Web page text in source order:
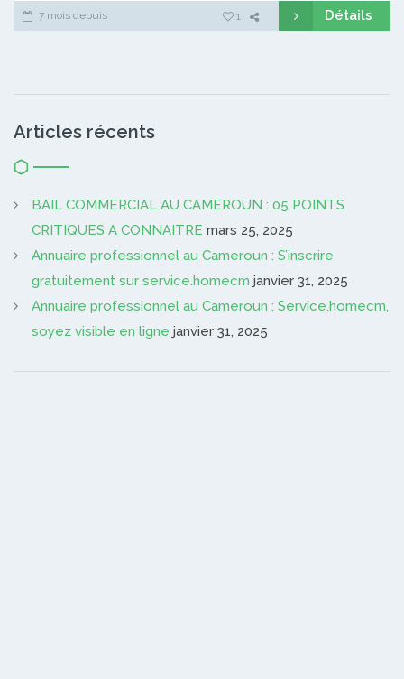
7 mois depuis 1 Détails
Articles récents
BAIL COMMERCIAL AU CAMEROUN : 05 POINTS
CRITIQUES A CONNAITRE mars 25, 2025
Annuaire professionnel au Cameroun : S’inscrire
gratuitement sur service.homecm janvier 31, 2025
Annuaire professionnel au Cameroun : Service.homecm,
soyez visible en ligne janvier 31, 2025